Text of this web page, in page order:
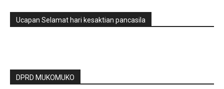
Ucapan Selamat hari kesaktian pancasila
DPRD MUKOMUKO